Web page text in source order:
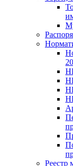
Реестр